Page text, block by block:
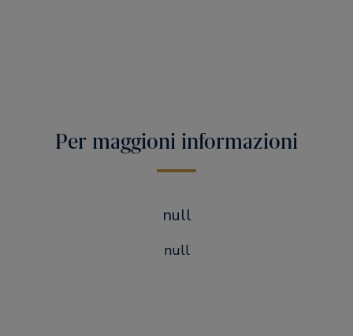
Per maggioni informazioni
null
null